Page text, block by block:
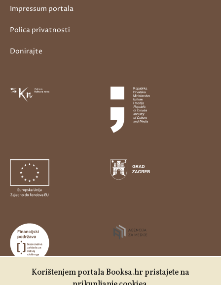
Impressum portala
Polica privatnosti
Donirajte
Korištenjem portala Booksa.hr pristajete na